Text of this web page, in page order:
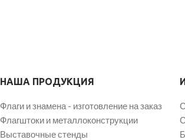
НАША ПРОДУКЦИЯ
Флаги и знамена - изготовление на заказ
Флагштоки и металлоконструкции
Выставочные стенды